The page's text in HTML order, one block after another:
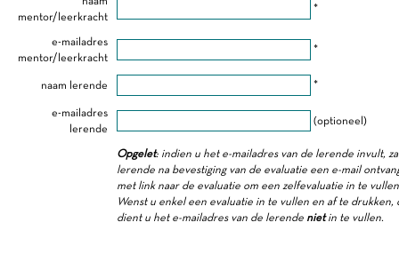
mentor/leerkracht
*
e-mailadres
mentor/leerkracht
*
naam lerende *
e-mailadres
lerende
(optioneel)
Opgelet: indien u het e-mailadres van de lerende invult,
lerende na bevestiging van de evaluatie een e-mail
met link naar de evaluatie om een zelfevaluatie in te
Wenst u enkel een evaluatie in te vullen en af te drukken,
dient u het e-mailadres van de lerende nietin te vullen.